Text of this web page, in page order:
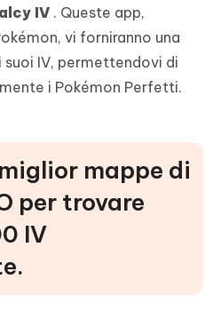
IV . Queste app,
vi forniranno una
IV, permettendovi di
i Pokémon Perfetti.
mappe di
per trovare
IV